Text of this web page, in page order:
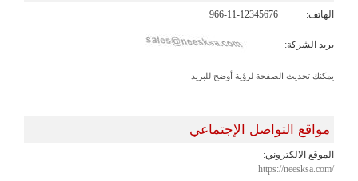
الهاتف: 966-11-12345676
بريد الشركة:
يمكنك تحديث الصفحة لرؤية أوضح للبريد
مواقع التواصل الإجتماعي
الموقع الالكتروني:
https://neesksa.com/